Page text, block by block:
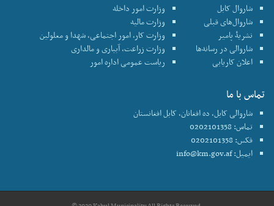
شاروال کابل
شاروال‌های قبلی
نشریۀ پامیر
شاروالی در رسانه‌ها
اعلان کاریابی
وزارت امور داخله
وزارت مالیه
وزارت کار، امور اجتماعی، شهدا و معلولین
وزارت زراعت، آبیاری و مالداری
ریاست عمومی اداره امور
تماس با ما
شاروالی کابل، ده افغانان، کابل افغانستان
تماس: 0202101358
فکس: 0202101358
ایمیل:info@km.gov.af